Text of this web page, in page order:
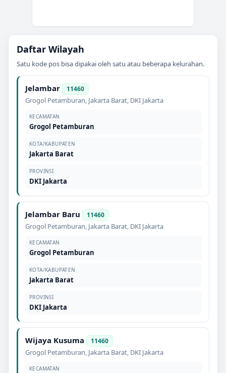
Daftar Wilayah
Satu kode pos bisa dipakai oleh satu atau beberapa kelurahan.
Jelambar 11460
Grogol Petamburan, Jakarta Barat, DKI Jakarta
KECAMATAN
Grogol Petamburan
KOTA/KABUPATEN
Jakarta Barat
PROVINSI
DKI Jakarta
Jelambar Baru 11460
Grogol Petamburan, Jakarta Barat, DKI Jakarta
KECAMATAN
Grogol Petamburan
KOTA/KABUPATEN
Jakarta Barat
PROVINSI
DKI Jakarta
Wijaya Kusuma 11460
Grogol Petamburan, Jakarta Barat, DKI Jakarta
KECAMATAN